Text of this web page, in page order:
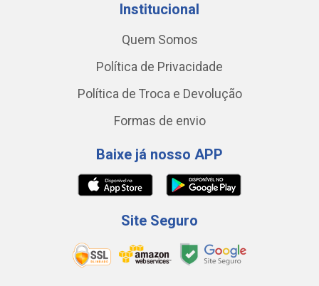
Institucional
Quem Somos
Política de Privacidade
Política de Troca e Devolução
Formas de envio
Baixe já nosso APP
Site Seguro